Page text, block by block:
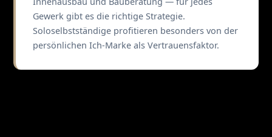
Gewerk gibt es die richtige Strategie.
Soloselbstständige profitieren besonders von der
persönlichen Ich-Marke als Vertrauensfaktor.